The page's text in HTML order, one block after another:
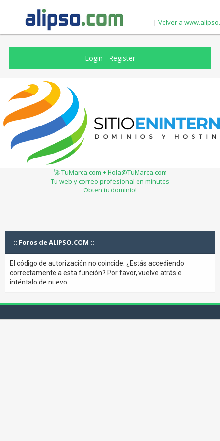
| Volver a
Login - Register
🚀 TuMarca.com + Hola@TuMarca.com
Tu web y correo profesional en minutos
Obten tu dominio!
:: Foros de ALIPSO.COM ::
El código de autorización no coincide. ¿Estás accediendo
correctamente a esta función? Por favor, vuelve atrás e
inténtalo de nuevo.